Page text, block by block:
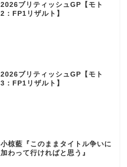
2026ブリティッシュGP【モト
2：FP1リザルト】
2026ブリティッシュGP【モト
3：FP1リザルト】
小椋藍『このままタイトル争いに
加わって行ければと思う』